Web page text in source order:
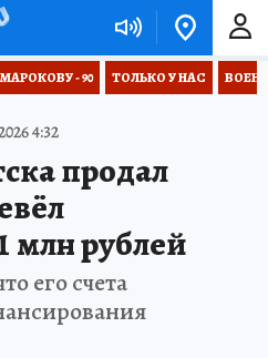
- 90 ТОЛЬКО У НАС
4:32
продал
рублей
его счета